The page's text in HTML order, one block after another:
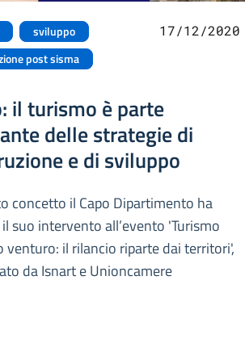
sviluppo
post sisma
17/12/2020
il turismo è parte
delle strategie di
e di sviluppo
concetto il Capo Dipartimento ha
suo intervento all’evento 'Turismo
venturo: il rilancio riparte dai territori',
da Isnart e Unioncamere